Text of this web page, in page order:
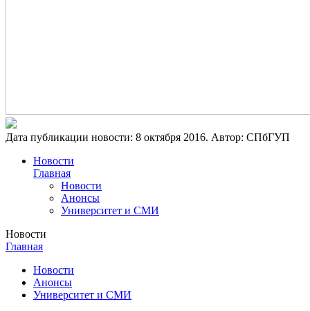
Дата публикации новости: 8 октября 2016. Автор: СПбГУП
Новости
Главная
Новости
Анонсы
Университет и СМИ
Новости
Главная
Новости
Анонсы
Университет и СМИ